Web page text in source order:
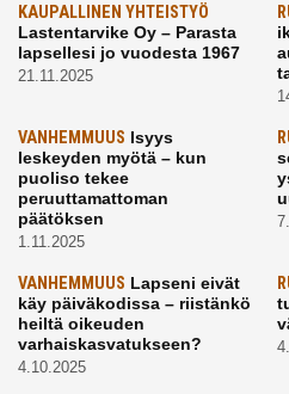
KAUPALLINEN YHTEISTYÖ
Lastentarvike Oy – Parasta
lapsellesi jo vuodesta 1967
21.11.2025
VANHEMMUUS Isyys
leskeyden myötä – kun
puoliso tekee
peruuttamattoman
päätöksen
1.11.2025
VANHEMMUUS Lapseni eivät
käy päiväkodissa – riistänkö
heiltä oikeuden
varhaiskasvatukseen?
4.10.2025